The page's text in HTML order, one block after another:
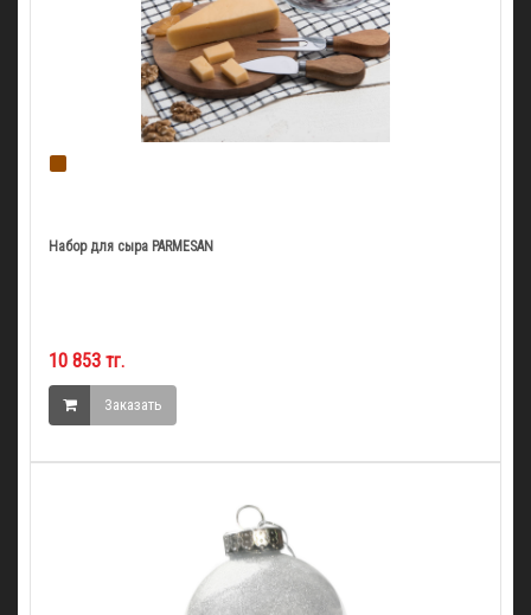
Набор для сыра PARMESAN
10 853 тг.
Заказать